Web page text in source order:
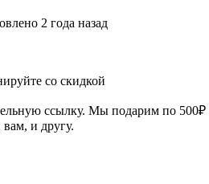
2 года назад
со скидкой
ссылку. Мы подарим по 500₽
и другу.